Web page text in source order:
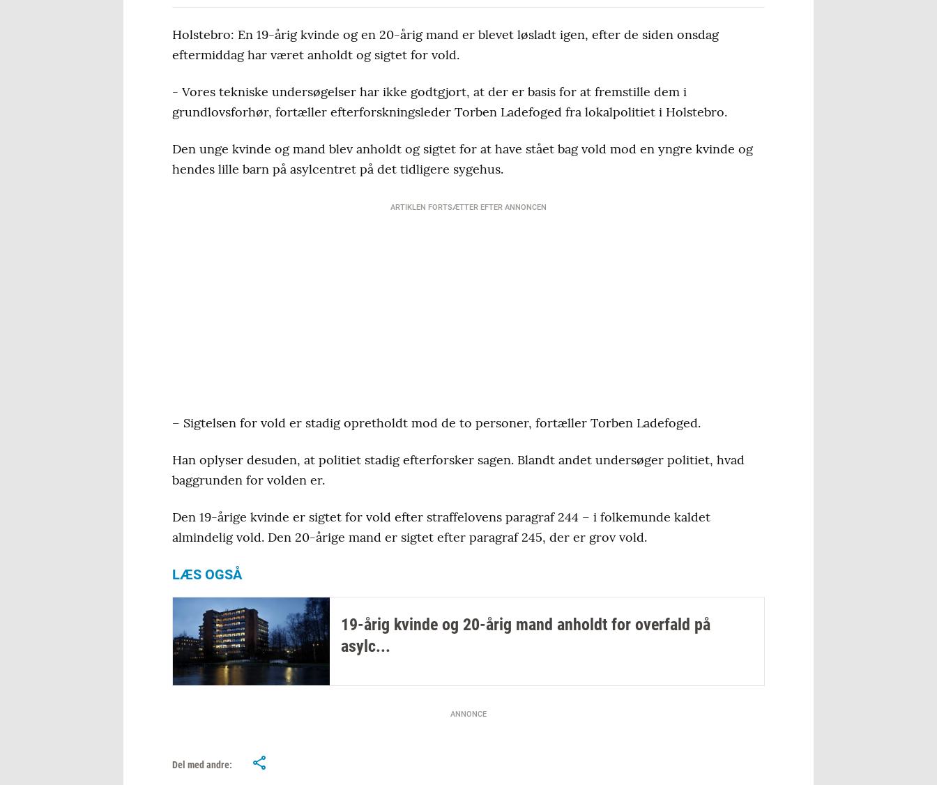
Holstebro: En 19-årig kvinde og en 20-årig mand er blevet løsladt igen, efter de siden onsdag
eftermiddag har været anholdt og sigtet for vold.
- Vores tekniske undersøgelser har ikke godtgjort, at der er basis for at fremstille dem i
grundlovsforhør, fortæller efterforskningsleder Torben Ladefoged fra lokalpolitiet i Holstebro.
Den unge kvinde og mand blev anholdt og sigtet for at have stået bag vold mod en yngre kvinde og
hendes lille barn på asylcentret på det tidligere sygehus.
ARTIKLEN FORTSÆTTER EFTER ANNONCEN
– Sigtelsen for vold er stadig opretholdt mod de to personer, fortæller Torben Ladefoged.
Han oplyser desuden, at politiet stadig efterforsker sagen. Blandt andet undersøger politiet, hvad
baggrunden for volden er.
Den 19-årige kvinde er sigtet for vold efter straffelovens paragraf 244 – i folkemunde kaldet
almindelig vold. Den 20-årige mand er sigtet efter paragraf 245, der er grov vold.
LÆS OGSÅ
19-årig kvinde og 20-årig mand anholdt for overfald på
asylc...
ANNONCE
Del med andre: